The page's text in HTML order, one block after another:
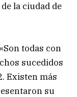
la ciudad de
todas con
sucedidos
Existen más
su